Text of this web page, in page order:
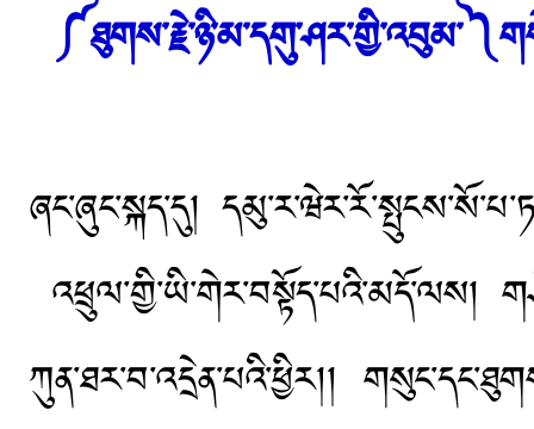
ཞང་ཞུང་སྐད་དུ།
འཕྲུལ་གྱི་ཡི་གེར་བསྟོད་པའི་མདོ་ལས།
ཀུན་ཐར་བ་འདྲེན་པའི་ཕྱིར།།